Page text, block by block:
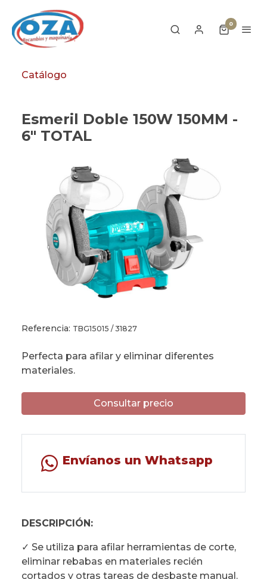
0
Catálogo
Esmeril Doble 150W 150MM -
6" TOTAL
Referencia: TBG15015 / 31827
Perfecta para afilar y eliminar diferentes
materiales.
Consultar precio
Envíanos un Whatsapp
DESCRIPCIÓN:
✓ Se utiliza para afilar herramientas de corte,
eliminar rebabas en materiales recién
cortados y otras tareas de desbaste manual.